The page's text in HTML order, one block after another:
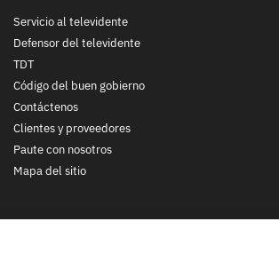
Servicio al televidente
Defensor del televidente
TDT
Código del buen gobierno
Contáctenos
Clientes y proveedores
Paute con nosotros
Mapa del sitio